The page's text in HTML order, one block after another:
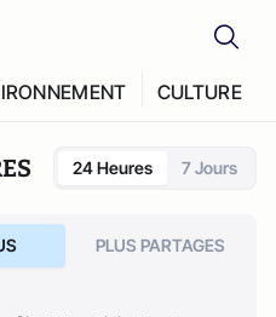
CULTURE
24 Heures 7 Jours
PLUS PARTAGES